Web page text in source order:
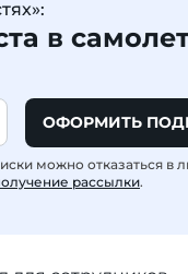
в
ОФОРМИТЬ
можно отказаться в
рассылки.